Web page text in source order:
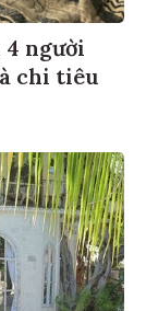
người
chi tiêu